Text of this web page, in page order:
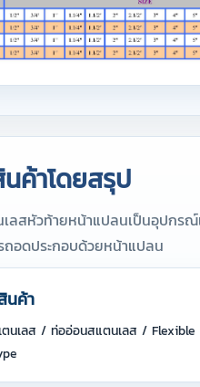
ค้าโดยสรุป
ลสหัวท้ายหน้าแปลนเป็นอุปกร
อดประกอบด้วยหน้าแปลน
นค้า
ตนเลส / ท่ออ่อนสแตนเลส / Flexible